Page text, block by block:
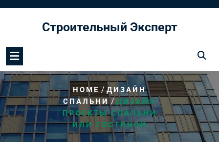
содержимомуСтроительный Эксперт
HOME/ДИЗАЙН
СПАЛЬНИ / ДИЗАЙН
ПРОЕКТЫ СПАЛЬНИ
ИЛИ ГОСТИНОЙ